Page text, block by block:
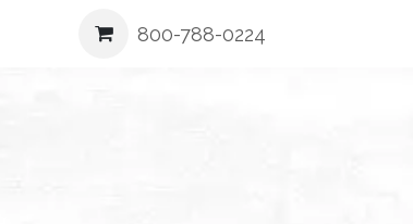
Contáctenos 800-788-0224